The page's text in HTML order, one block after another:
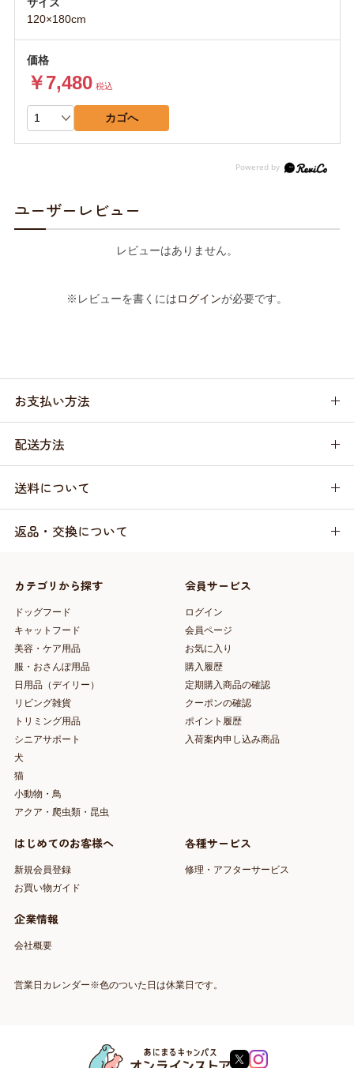
120×180cm
￥7,480 税込
カゴへ
ユーザーレビュー
レビューはありません。
※レビューを書くにはログインが必要です。
お支払い方法
配送方法
送料について
返品・交換について
カテゴリから探す
ドッグフード
キャットフード
美容・ケア用品
服・おさんぽ用品
日用品（デイリー）
リビング雑貨
トリミング用品
シニアサポート
犬
猫
小動物・鳥
アクア・爬虫類・昆虫
会員サービス
ログイン
会員ページ
お気に入り
購入履歴
定期購入商品の確認
クーポンの確認
ポイント履歴
入荷案内申し込み商品
はじめてのお客様へ
新規会員登録
お買い物ガイド
各種サービス
修理・アフターサービス
企業情報
会社概要
営業日カレンダー※色のついた日は休業日です。